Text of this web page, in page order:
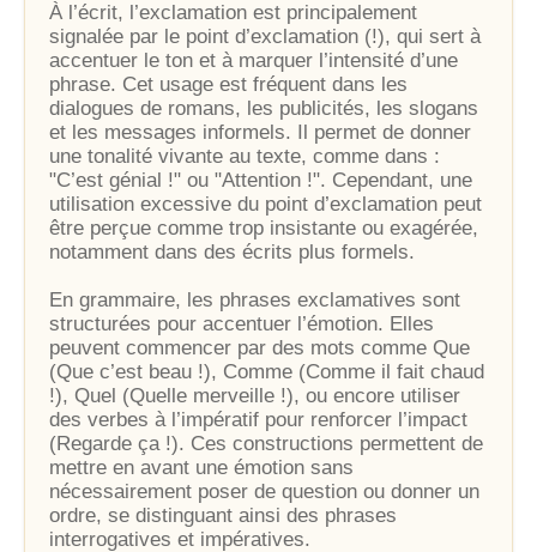
À l’écrit, l’exclamation est principalement
signalée par le point d’exclamation (!), qui sert à
accentuer le ton et à marquer l’intensité d’une
phrase. Cet usage est fréquent dans les
dialogues de romans, les publicités, les slogans
et les messages informels. Il permet de donner
une tonalité vivante au texte, comme dans :
"C’est génial !" ou "Attention !". Cependant, une
utilisation excessive du point d’exclamation peut
être perçue comme trop insistante ou exagérée,
notamment dans des écrits plus formels.
En grammaire, les phrases exclamatives sont
structurées pour accentuer l’émotion. Elles
peuvent commencer par des mots comme Que
(Que c’est beau !), Comme (Comme il fait chaud
!), Quel (Quelle merveille !), ou encore utiliser
des verbes à l’impératif pour renforcer l’impact
(Regarde ça !). Ces constructions permettent de
mettre en avant une émotion sans
nécessairement poser de question ou donner un
ordre, se distinguant ainsi des phrases
interrogatives et impératives.